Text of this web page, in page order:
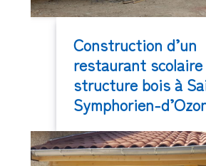
Construction d’un
restaurant scolaire
structure bois à
Symphorien-